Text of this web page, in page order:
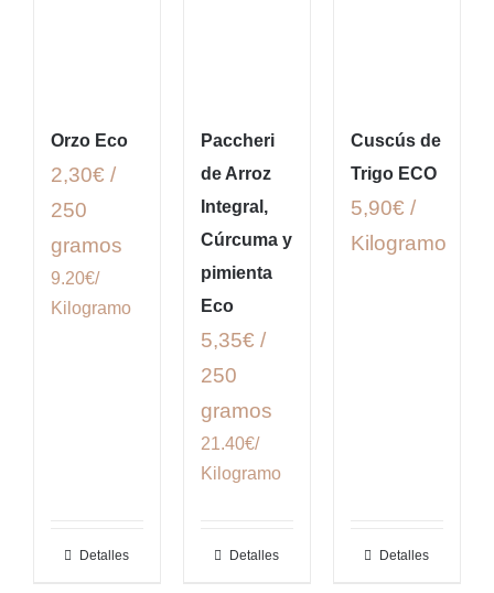
Orzo Eco
2,30€ /
250
gramos
9.20€/
Kilogramo
Detalles
Paccheri
de Arroz
Integral,
Cúrcuma y
pimienta
Eco
5,35€ /
250
gramos
21.40€/
Kilogramo
Detalles
Cuscús de
Trigo ECO
5,90€ /
Kilogramo
Detalles